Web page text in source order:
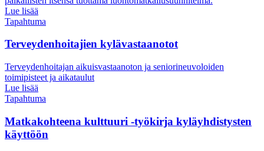
Lue lisää
Tapahtuma
Terveydenhoitajien kylävastaanotot
Terveydenhoitajan aikuisvastaanoton ja seniorineuvoloiden
toimipisteet ja aikataulut
Lue lisää
Tapahtuma
Matkakohteena kulttuuri -työkirja kyläyhdistysten
käyttöön